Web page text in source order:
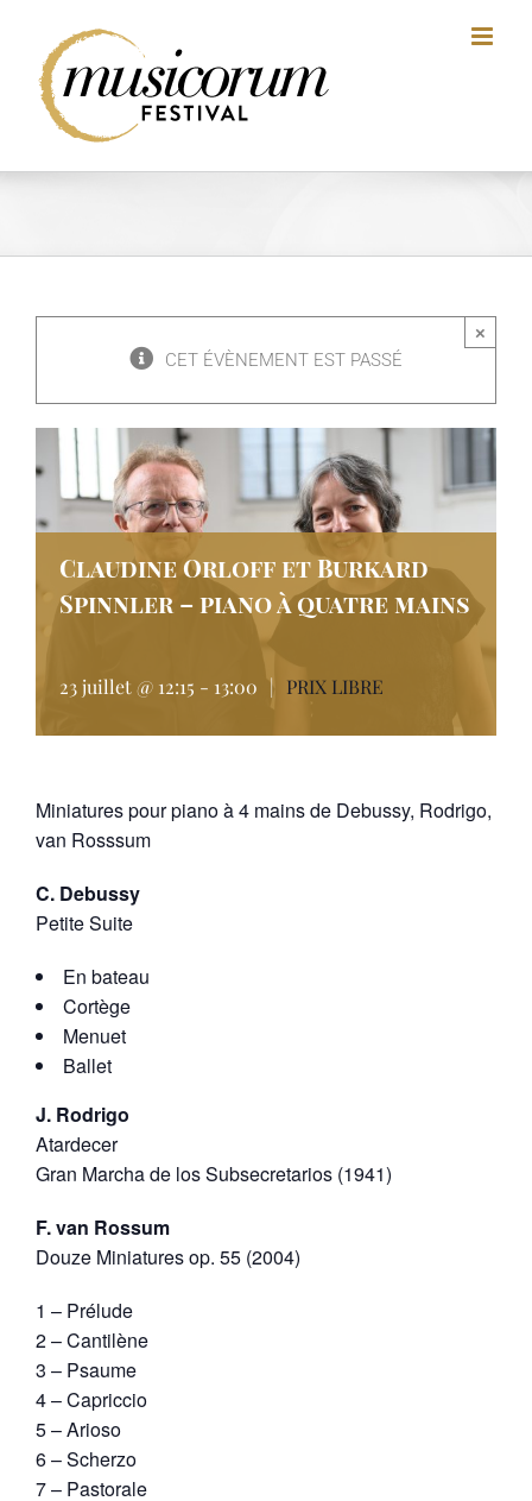
content
×
CET ÉVÈNEMENT EST PASSÉ
Claudine Orloff et Burkard
Spinnler – piano à quatre mains
23 juillet @ 12:15 - 13:00 | PRIX LIBRE
Miniatures pour piano à 4 mains de Debussy, Rodrigo,
van Rosssum
C. Debussy
Petite Suite
En bateau
Cortège
Menuet
Ballet
J. Rodrigo
Atardecer
Gran Marcha de los Subsecretarios (1941)
F. van Rossum
Douze Miniatures op. 55 (2004)
1 – Prélude
2 – Cantilène
3 – Psaume
4 – Capriccio
5 – Arioso
6 – Scherzo
7 – Pastorale